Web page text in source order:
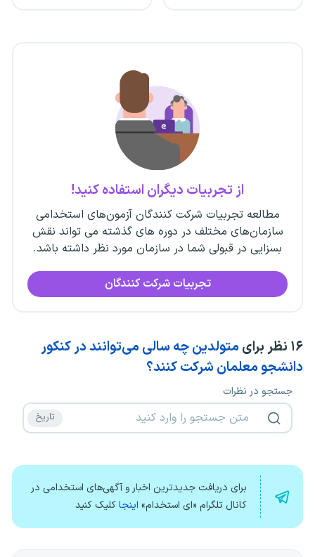
از تجربیات دیگران استفاده کنید!
مطالعه تجربیات شرکت کنندگان آزمون‌های استخدامی
سازمان‌های مختلف در دوره های گذشته می تواند نقش
بسزایی در قبولی شما در سازمان مورد نظر داشته باشد.
تجربیات شرکت کنندگان
۱۶ نظر برای متولدین چه سالی می‌توانند در کنکور
دانشجو معلمان شرکت کنند؟
جستجو در نظرات
برای دریافت جدیدترین اخبار و آگهی‌های استخدامی در
کانال تلگرام «ای استخدام» اینجاکلیک کنید